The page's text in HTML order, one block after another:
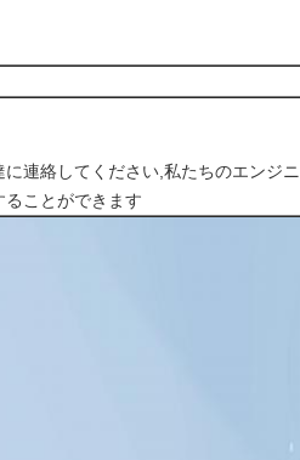
連絡してください,私たちのエンジニ
ことができます